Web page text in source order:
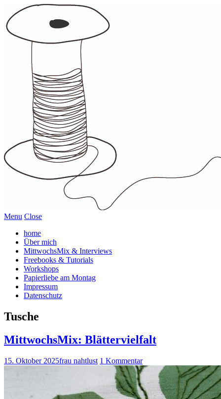
Menu Close
home
Über mich
MittwochsMix & Interviews
Freebooks & Tutorials
Workshops
Papierliebe am Montag
Impressum
Datenschutz
Tusche
MittwochsMix: Blättervielfalt
15. Oktober 2025frau nahtlust 1 Kommentar